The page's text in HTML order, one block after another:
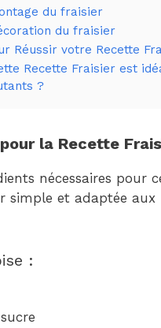
du fraisier
du fraisier
Réussir votre Recette
Recette Fraisier est
?
la Recette
nécessaires pour
simple et adaptée aux
: